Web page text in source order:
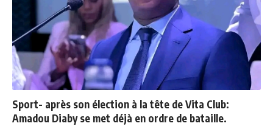
Sport- après son élection à la tête de Vita Club:
Amadou Diaby se met déjà en ordre de bataille.